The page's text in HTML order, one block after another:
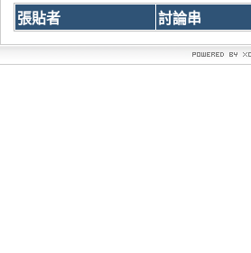
張貼者 討論串